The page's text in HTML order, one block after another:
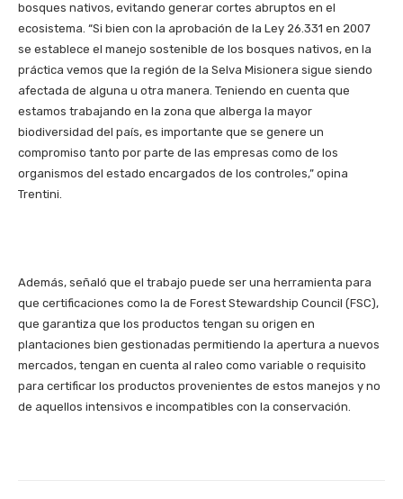
bosques nativos, evitando generar cortes abruptos en el
ecosistema. “Si bien con la aprobación de la Ley 26.331 en 2007
se establece el manejo sostenible de los bosques nativos, en la
práctica vemos que la región de la Selva Misionera sigue siendo
afectada de alguna u otra manera. Teniendo en cuenta que
estamos trabajando en la zona que alberga la mayor
biodiversidad del país, es importante que se genere un
compromiso tanto por parte de las empresas como de los
organismos del estado encargados de los controles,” opina
Trentini.
Además, señaló que el trabajo puede ser una herramienta para
que certificaciones como la de Forest Stewardship Council (FSC),
que garantiza que los productos tengan su origen en
plantaciones bien gestionadas permitiendo la apertura a nuevos
mercados, tengan en cuenta al raleo como variable o requisito
para certificar los productos provenientes de estos manejos y no
de aquellos intensivos e incompatibles con la conservación.